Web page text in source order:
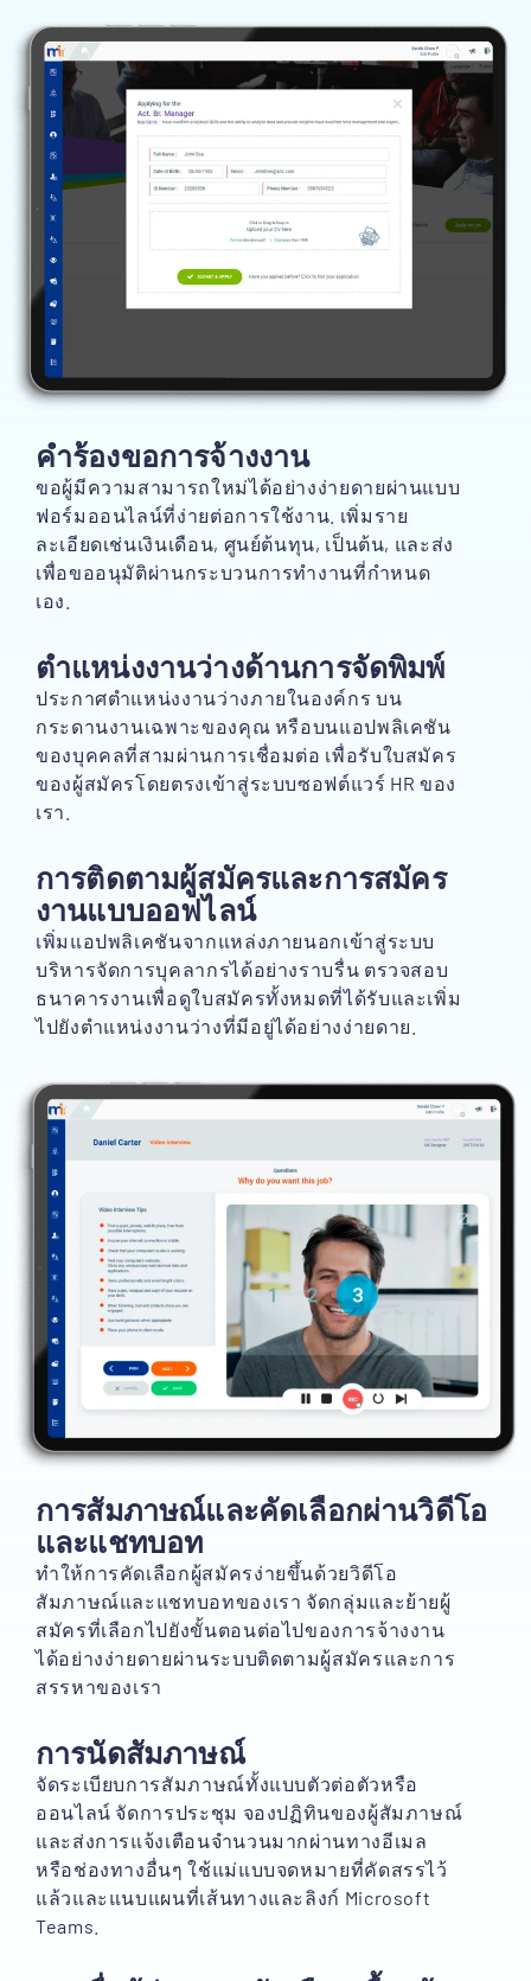
คำร้องขอการจ้างงาน
ขอผู้มีความสามารถใหม่ได้อย่างง่ายดายผ่านแบบ
ฟอร์มออนไลน์ที่ง่ายต่อการใช้งาน. เพิ่มราย
ละเอียดเช่นเงินเดือน, ศูนย์ต้นทุน, เป็นต้น, และส่ง
เพื่อขออนุมัติผ่านกระบวนการทำงานที่กำหนด
เอง.
ตำแหน่งงานว่างด้านการจัดพิมพ์
ประกาศตำแหน่งงานว่างภายในองค์กร บน
กระดานงานเฉพาะของคุณ หรือบนแอปพลิเคชัน
ของบุคคลที่สามผ่านการเชื่อมต่อ เพื่อรับใบสมัคร
ของผู้สมัครโดยตรงเข้าสู่ระบบซอฟต์แวร์ HR ของ
เรา.
การติดตามผู้สมัครและการสมัคร
งานแบบออฟไลน์
เพิ่มแอปพลิเคชันจากแหล่งภายนอกเข้าสู่ระบบ
บริหารจัดการบุคลากรได้อย่างราบรื่น ตรวจสอบ
ธนาคารงานเพื่อดูใบสมัครทั้งหมดที่ได้รับและเพิ่ม
ไปยังตำแหน่งงานว่างที่มีอยู่ได้อย่างง่ายดาย.
การสัมภาษณ์และคัดเลือกผ่านวิดีโอ
และแชทบอท
ทำให้การคัดเลือกผู้สมัครง่ายขึ้นด้วยวิดีโอ
สัมภาษณ์และแชทบอทของเรา จัดกลุ่มและย้ายผู้
สมัครที่เลือกไปยังขั้นตอนต่อไปของการจ้างงาน
ได้อย่างง่ายดายผ่านระบบติดตามผู้สมัครและการ
สรรหาของเรา
การนัดสัมภาษณ์
จัดระเบียบการสัมภาษณ์ทั้งแบบตัวต่อตัวหรือ
ออนไลน์ จัดการประชุม จองปฏิทินของผู้สัมภาษณ์
และส่งการแจ้งเตือนจำนวนมากผ่านทางอีเมล
หรือช่องทางอื่นๆ ใช้แม่แบบจดหมายที่คัดสรรไว้
แล้วและแนบแผนที่เส้นทางและลิงก์ Microsoft
Teams.